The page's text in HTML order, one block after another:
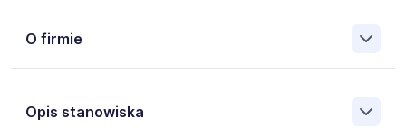
O firmie
doświadczeniem z oddziałami w Kielcach, Opolu, Lublinie,
Opis stanowiska